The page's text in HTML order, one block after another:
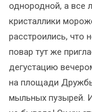
однородной, а все
кристаллики
расстроились, что
повар тут же
дегустацию
на площади
мыльных пузырей.